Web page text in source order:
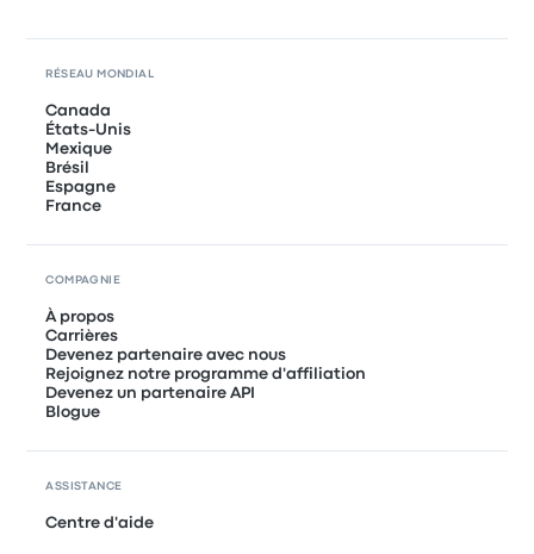
RÉSEAU MONDIAL
Canada
États-Unis
Mexique
Brésil
Espagne
France
COMPAGNIE
À propos
Carrières
Devenez partenaire avec nous
Rejoignez notre programme d'affiliation
Devenez un partenaire API
Blogue
ASSISTANCE
Centre d'aide